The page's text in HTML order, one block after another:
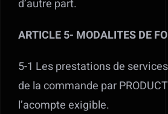
d’autre part.
ARTICLE 5- MODALITES DE
5-1 Les prestations de
de la commande par
l’acompte exigible.